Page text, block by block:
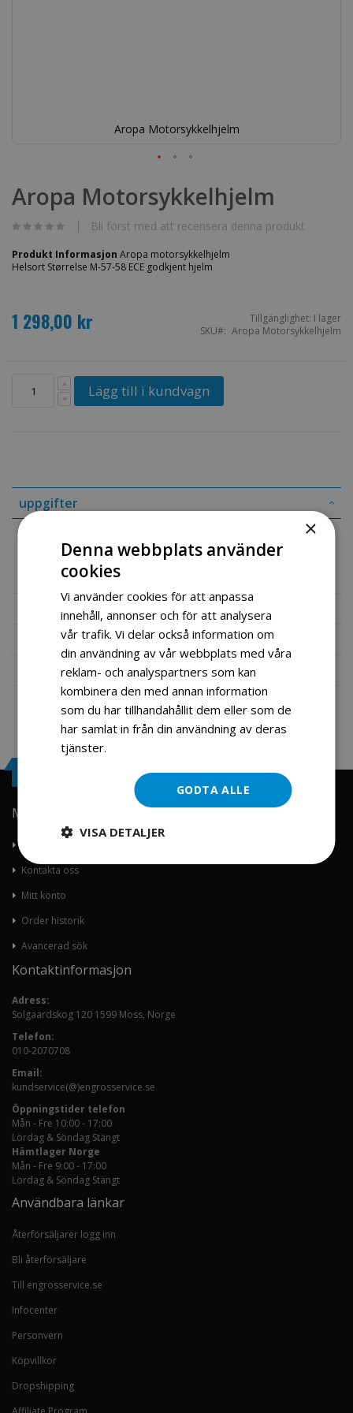
Aropa Motorsykkelhjelm
till
början
bildgalleriet
Aropa Motorsykkelhjelm
Bli först med att recensera denna produkt
Produkt Informasjon Aropa motorsykkelhjelm
Helsort Størrelse M-57-58 ECE godkjent hjelm
1 298,00 kr Tillgänglighet: I lager
SKU
Aropa Motorsykkelhjelm
Lägg till i kundvagn
uppgifter
Produkt InformasjonAropa motorsykkelhjelm
Helsort Størrelse M-57-58 ECE godkjent hjelm
Mer information
Recensioner
Fil vedlegg
Min konto
Kontakta oss
Mitt konto
Order historik
Avancerad sök
Kontaktinformasjon
Adress:
Solgaardskog 120 1599 Moss, Norge
Telefon:
010-2070708
Email:
kundservice(@)engrosservice.se
Öppningstider telefon
Mån - Fre 10:00 - 17:00
Lördag & Söndag Stängt
Hämtlager Norge
Mån - Fre 9:00 - 17:00
Lördag & Söndag Stängt
Användbara länkar
Återförsäljarer logg inn
Bli återförsäljare
Till engrosservice.se
Infocenter
Personvern
Köpvillkor
Dropshipping
×
Denna webbplats använder
cookies
Vi använder cookies för att anpassa
innehåll, annonser och för att analysera
vår trafik. Vi delar också information om
din användning av vår webbplats med våra
reklam- och analyspartners som kan
kombinera den med annan information
som du har tillhandahållit dem eller som de
har samlat in från din användning av deras
tjänster.
GODTA ALLE
VISA DETALJER